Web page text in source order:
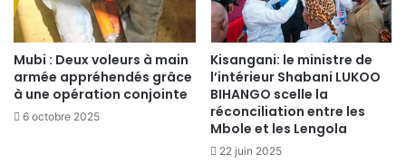
Mubi : Deux voleurs à main
armée appréhendés grâce
à une opération conjointe
6 octobre 2025
Kisangani: le ministre de
l’intérieur Shabani LUKOO
BIHANGO scelle la
réconciliation entre les
Mbole et les Lengola
22 juin 2025